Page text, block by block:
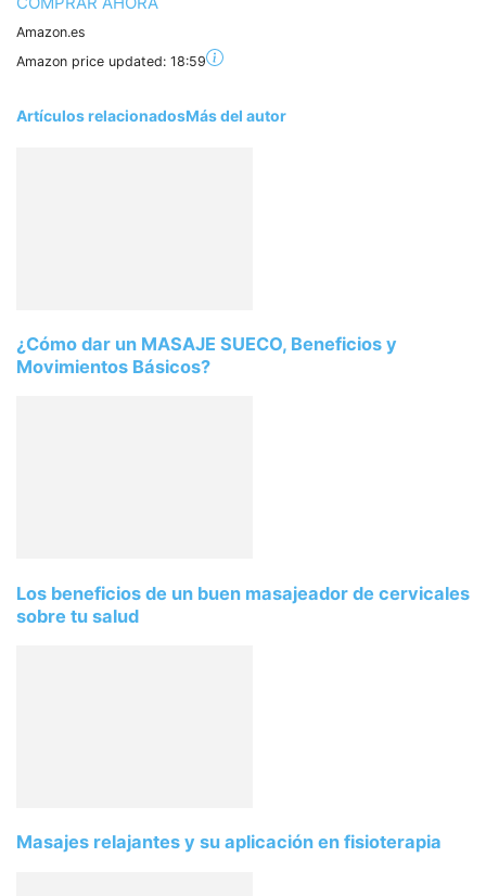
Amazon.es
Amazon price updated: 18:59
Artículos relacionadosMás del autor
¿Cómo dar un MASAJE SUECO, Beneficios y
Movimientos Básicos?
Los beneficios de un buen masajeador de cervicales
sobre tu salud
Masajes relajantes y su aplicación en fisioterapia